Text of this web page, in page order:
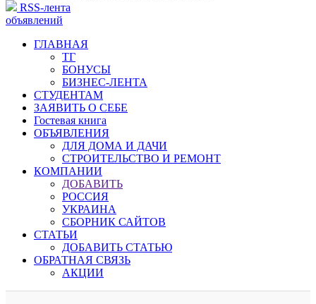
RSS-лента
объявлений
ГЛАВНАЯ
ТГ
БОНУСЫ
БИЗНЕС-ЛЕНТА
СТУДЕНТАМ
ЗАЯВИТЬ О СЕБЕ
Гостевая книга
ОБЪЯВЛЕНИЯ
ДЛЯ ДОМА И ДАЧИ
СТРОИТЕЛЬСТВО И РЕМОНТ
КОМПАНИИ
ДОБАВИТЬ
РОССИЯ
УКРАИНА
СБОРНИК САЙТОВ
СТАТЬИ
ДОБАВИТЬ СТАТЬЮ
ОБРАТНАЯ СВЯЗЬ
АКЦИИ